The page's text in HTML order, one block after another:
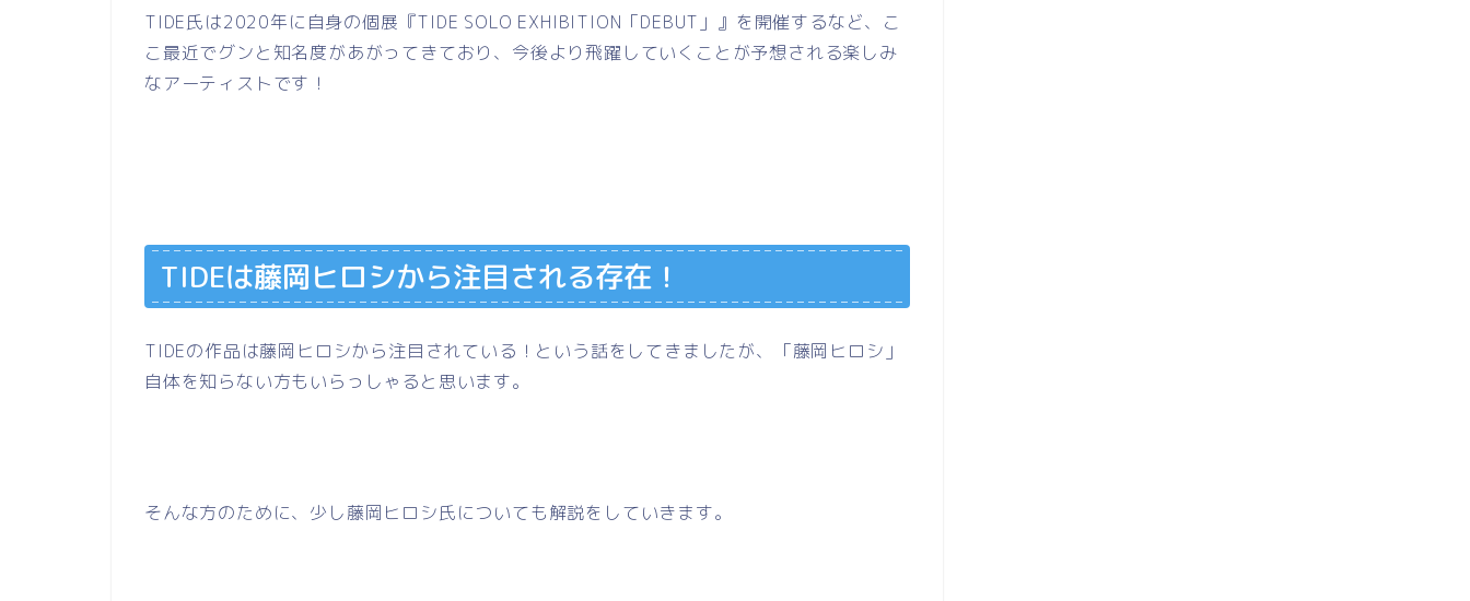
TIDE氏は2020年に自身の個展『TIDE SOLO EXHIBITION 「DEBUT 」』を開催するなど、こ
こ最近でグンと知名度があがってきており、今後より飛躍していくことが予想される楽しみ
なアーティストです！
TIDEは藤岡ヒロシから注目される存在！
TIDEの作品は藤岡ヒロシから注目されている！という話をしてきましたが、「藤岡ヒロシ」
自体を知らない方もいらっしゃると思います。
そんな方のために、少し藤岡ヒロシ氏についても解説をしていきます。